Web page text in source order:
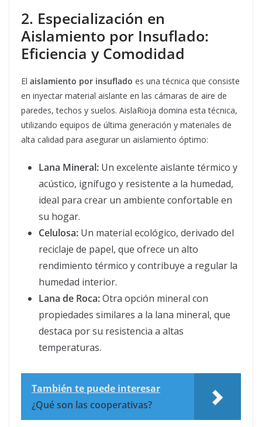
2. Especialización en
Aislamiento por Insuflado:
Eficiencia y Comodidad
El aislamiento por insuflado es una técnica que consiste
en inyectar material aislante en las cámaras de aire de
paredes, techos y suelos. AislaRioja domina esta técnica,
utilizando equipos de última generación y materiales de
alta calidad para asegurar un aislamiento óptimo:
Lana Mineral: Un excelente aislante térmico y
acústico, ignífugo y resistente a la humedad,
ideal para crear un ambiente confortable en
su hogar.
Celulosa: Un material ecológico, derivado del
reciclaje de papel, que ofrece un alto
rendimiento térmico y contribuye a regular la
humedad interior.
Lana de Roca:Otra opción mineral con
propiedades similares a la lana mineral, que
destaca por su resistencia a altas
temperaturas.
También te puede interesar
¿Qué son las cooperativas?